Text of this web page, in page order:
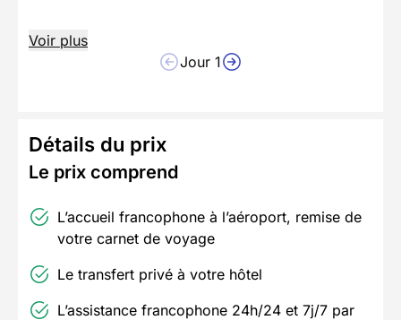
Voir plus
Jour 1
Détails du prix
Le prix comprend
L’accueil francophone à l’aéroport, remise de
votre carnet de voyage
Le transfert privé à votre hôtel
L’assistance francophone 24h/24 et 7j/7 par